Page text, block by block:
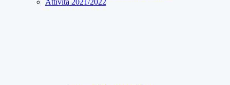
Attività 2021/2022